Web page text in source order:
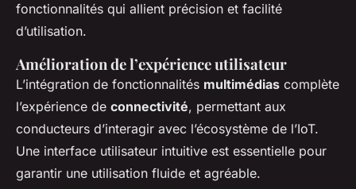
fonctionnalités qui allient précision et facilité
d’utilisation.
Amélioration de l’expérience utilisateur
L’intégration de fonctionnalités multimédias complète
l’expérience de connectivité, permettant aux
conducteurs d’interagir avec l’écosystème de l’IoT.
Une interface utilisateur intuitive est essentielle pour
garantir une utilisation fluide et agréable.